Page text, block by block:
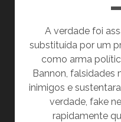
A verdade foi
substituída por um
como arma
Bannon, falsidades
inimigos e
verdade, fake
rapidamente